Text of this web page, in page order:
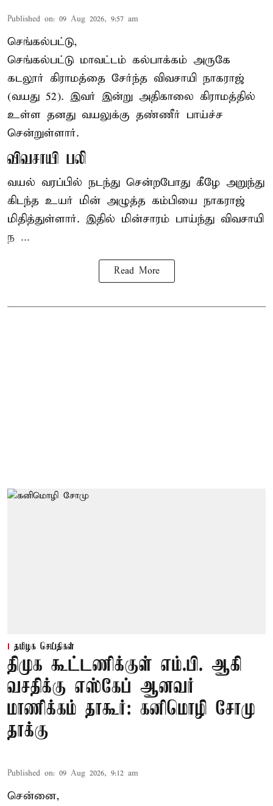
Published on: 09 Aug 2026, 9:57 am
செங்கல்பட்டு,
செங்கல்பட்டு மாவட்டம் கல்பாக்கம் அருகே
கடலூர் கிராமத்தை சேர்ந்த விவசாயி நாகராஜ்
(வயது 52). இவர் இன்று அதிகாலை கிராமத்தில்
உள்ள தனது வயலுக்கு தண்ணீர் பாய்ச்ச
சென்றுள்ளார்.
விவசாயி பலி
வயல் வரப்பில் நடந்து சென்றபோது கீழே அறுந்து
கிடந்த உயர் மின் அழுத்த கம்பியை நாகராஜ்
மிதித்துள்ளார். இதில் மின்சாரம் பாய்ந்து விவசாயி
ந ...
Read More
தமிழக செய்திகள்
திமுக கூட்டணிக்குள் எம்.பி. ஆகி
வசதிக்கு எஸ்கேப் ஆனவர்
மாணிக்கம் தாகூர்: கனிமொழி சோமு
தாக்கு
Published on: 09 Aug 2026, 9:12 am
சென்னை,